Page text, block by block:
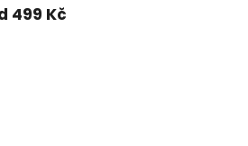
499 Kč